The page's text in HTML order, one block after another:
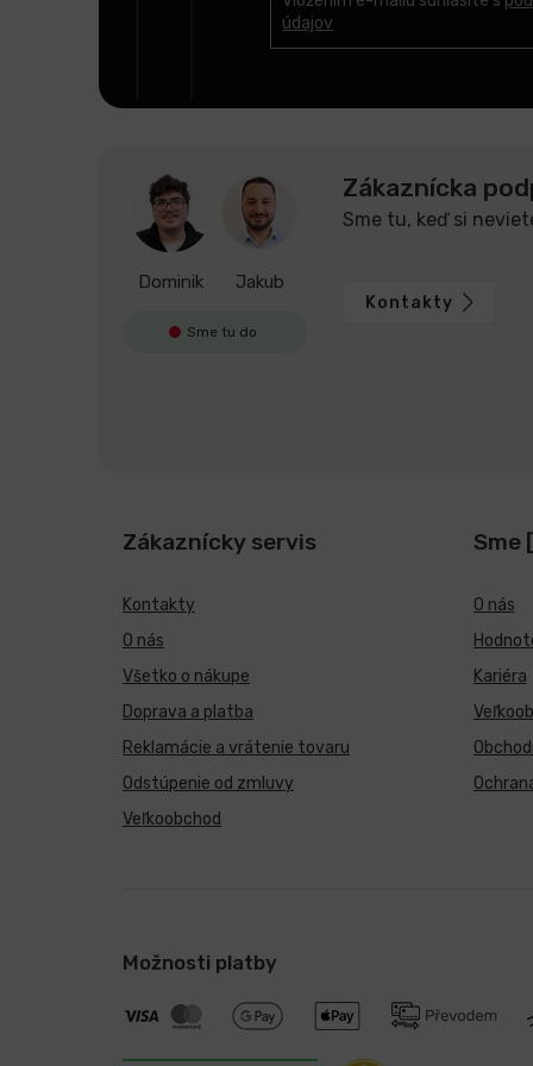
údajov
Dominik Jakub
Sme tu do
Zákaznícka
Sme tu, keď si
Kontakty
Zákaznícky servis
Kontakty
O nás
Všetko o nákupe
Doprava a platba
Reklamácie a vrátenie tovaru
Odstúpenie od zmluvy
Veľkoobchod
Sme
O nás
Kariéra
Možnosti platby